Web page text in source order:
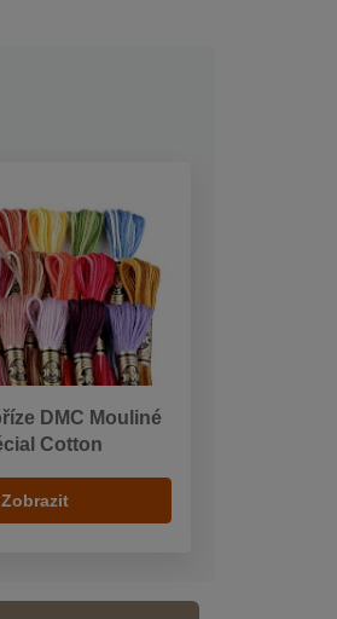
DMC Mouliné
Cotton
Zobrazit